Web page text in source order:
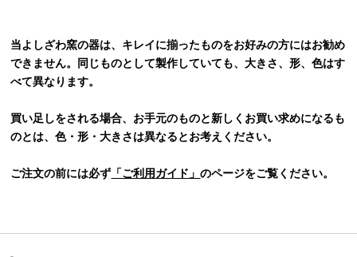
当よしざわ窯の器は、キレイに揃ったものをお好みの方にはお勧め
できません。同じものとして製作していても、大きさ、形、色はす
べて異なります。
買い足しをされる場合、お手元のものと新しくお買い求めになるも
のとは、色・形・大きさは異なるとお考えください。
ご注文の前には必ず 「ご利用ガイド」のページをご覧ください。